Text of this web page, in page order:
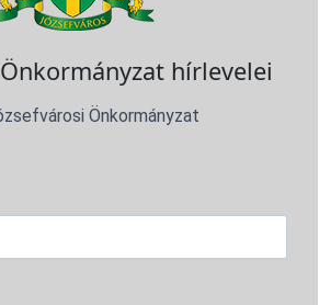
hírlevelei
Önkormányzat